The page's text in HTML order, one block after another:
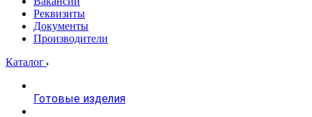
Реквизиты
Документы
Производители
Каталог
Готовые изделия